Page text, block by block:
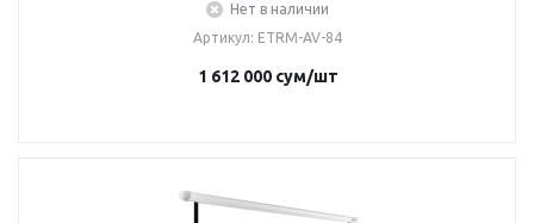
Нет в наличии
Артикул: ETRM-AV-84
1 612 000сум/шт